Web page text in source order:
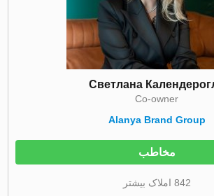
Светлана
Co-owner
Alanya Brand Group
مخاطب
842 املاک بیشتر